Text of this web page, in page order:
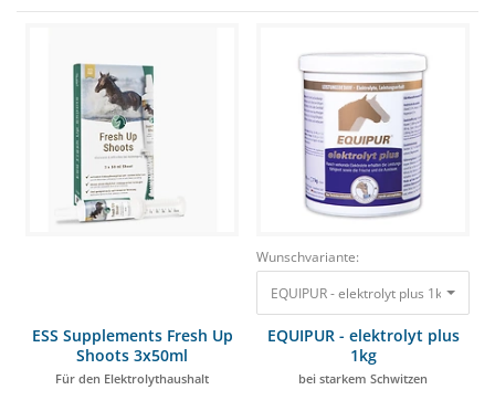
ESS Supplements Fresh Up
Shoots 3x50ml
Für den Elektrolythaushalt
Wunschvariante:
EQUIPUR - elektrolyt plus 1kg bei
EQUIPUR - elektrolyt plus
1kg
bei starkem Schwitzen